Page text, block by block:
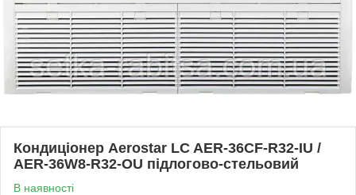
Кондиціонер Aerostar LC AER-36CF-R32-IU /
AER-36W8-R32-OU підлогово-стельовий
В наявності